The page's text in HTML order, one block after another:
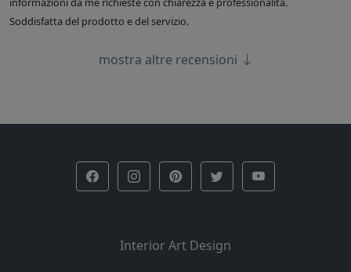
Soddisfatta del prodotto e del servizio.
mostra altre recensioni
Interior Art Design